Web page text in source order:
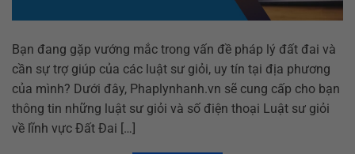
Bạn đang gặp vướng mắc trong vấn đề pháp lý đất đai và
cần sự trợ giúp của các luật sư giỏi, uy tín tại địa phương
của mình? Dưới đây, Phaplynhanh.vn sẽ cung cấp cho bạn
thông tin những luật sư giỏi và số điện thoại Luật sư giỏi
về lĩnh vực Đất Đai […]